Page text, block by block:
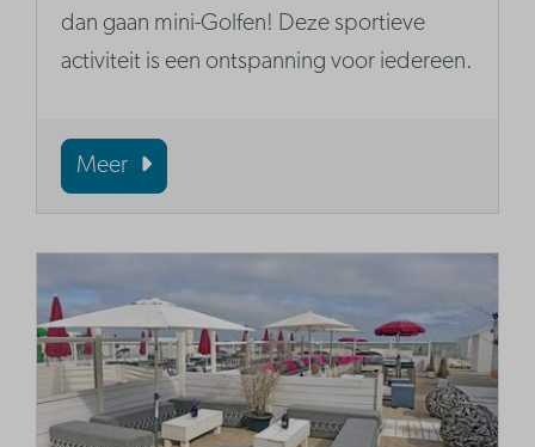
dan gaan mini-Golfen! Deze sportieve
activiteit is een ontspanning voor iedereen.
Meer